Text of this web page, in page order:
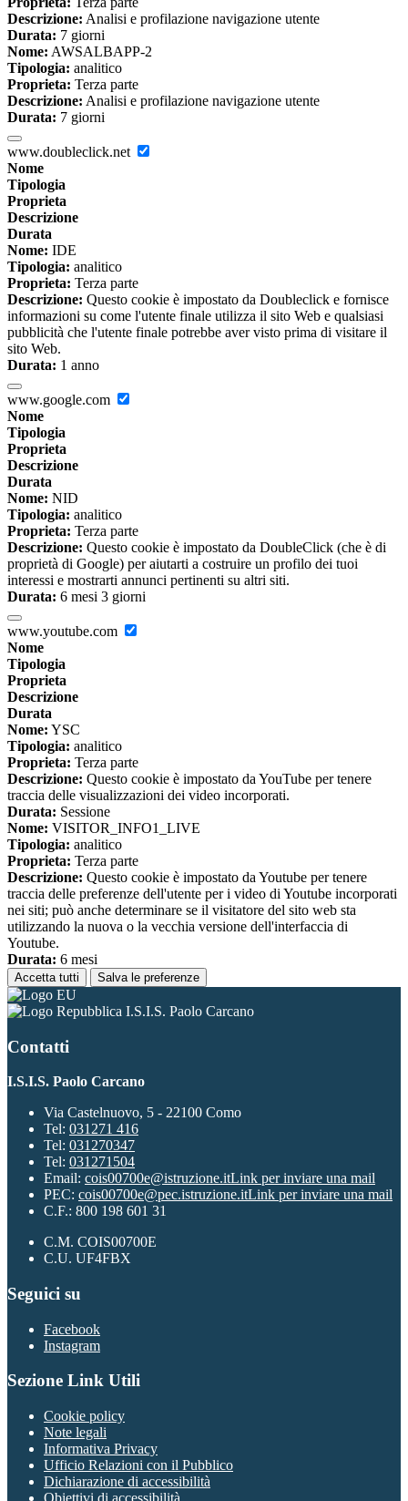
Descrizione: Analisi e profilazione navigazione utente
Durata: 7 giorni
Nome: AWSALBAPP-2
Tipologia: analitico
Proprieta: Terza parte
Descrizione: Analisi e profilazione navigazione utente
Durata: 7 giorni
www.doubleclick.net
Nome
Tipologia
Proprieta
Descrizione
Durata
Nome: IDE
Tipologia: analitico
Proprieta: Terza parte
Descrizione: Questo cookie è impostato da Doubleclick e fornisce
informazioni su come l'utente finale utilizza il sito Web e qualsiasi
pubblicità che l'utente finale potrebbe aver visto prima di visitare il
sito Web.
Durata: 1 anno
www.google.com
Nome
Tipologia
Proprieta
Descrizione
Durata
Nome: NID
Tipologia: analitico
Proprieta: Terza parte
Descrizione: Questo cookie è impostato da DoubleClick (che è di
proprietà di Google) per aiutarti a costruire un profilo dei tuoi
interessi e mostrarti annunci pertinenti su altri siti.
Durata: 6 mesi 3 giorni
www.youtube.com
Nome
Tipologia
Proprieta
Descrizione
Durata
Nome: YSC
Tipologia: analitico
Proprieta: Terza parte
Descrizione: Questo cookie è impostato da YouTube per tenere
traccia delle visualizzazioni dei video incorporati.
Durata: Sessione
Nome: VISITOR_INFO1_LIVE
Tipologia: analitico
Proprieta: Terza parte
Descrizione: Questo cookie è impostato da Youtube per tenere
traccia delle preferenze dell'utente per i video di Youtube incorporati
nei siti; può anche determinare se il visitatore del sito web sta
utilizzando la nuova o la vecchia versione dell'interfaccia di
Youtube.
Durata: 6 mesi
Accetta tutti Salva le preferenze
I.S.I.S. Paolo Carcano
Contatti
I.S.I.S. Paolo Carcano
Via Castelnuovo, 5 - 22100 Como
Tel: 031271 416
Tel: 031270347
Tel: 031271504
Email: cois00700e@istruzione.itLink per inviare una mail
PEC: cois00700e@pec.istruzione.itLink per inviare una mail
C.F.: 800 198 601 31
C.M. COIS00700E
C.U. UF4FBX
Seguici su
Facebook
Instagram
Sezione Link Utili
Cookie policy
Note legali
Informativa Privacy
Ufficio Relazioni con il Pubblico
Dichiarazione di accessibilità